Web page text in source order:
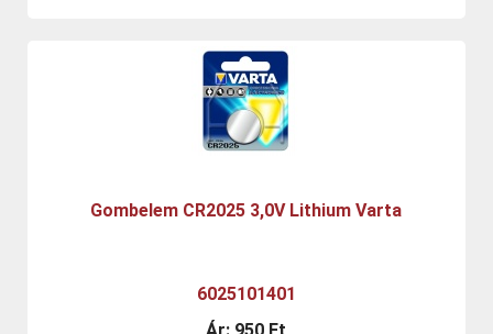
Gombelem CR2025 3,0V Lithium Varta
6025101401